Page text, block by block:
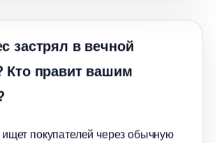
застрял в вечной
Кто правит вашим
покупателей через обычную